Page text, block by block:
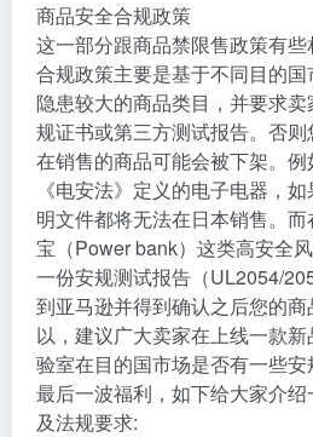
商品安全合规政策
这一部分跟商品禁限售政策有
合规政策主要是基于不同目的
隐患较大的商品类目，并要求
规证书或第三方测试报告。否
在销售的商品可能会被下架。
《电安法》定义的电子电器，
明文件都将无法在日本销售。
宝（Power bank）这类高安全
一份安规测试报告（UL2054/
到亚马逊并得到确认之后您的
以，建议广大卖家在上线一款
验室在目的国市场是否有一些安
最后一波福利，如下给大家介
及法规要求: